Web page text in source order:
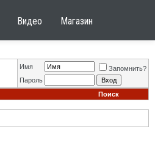
Видео Магазин
Имя
Запомнить?
Пароль
Поиск